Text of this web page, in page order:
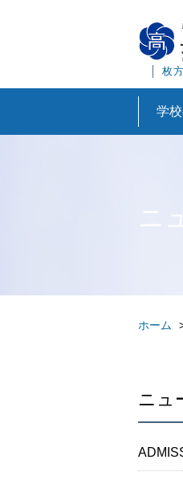
枚
学
ニ
ホーム
ニュ